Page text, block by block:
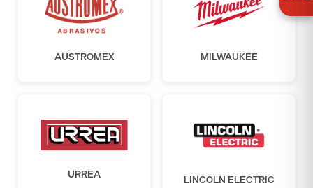
AUSTROMEX MILWAUKEE
URREA LINCOLN ELECTRIC